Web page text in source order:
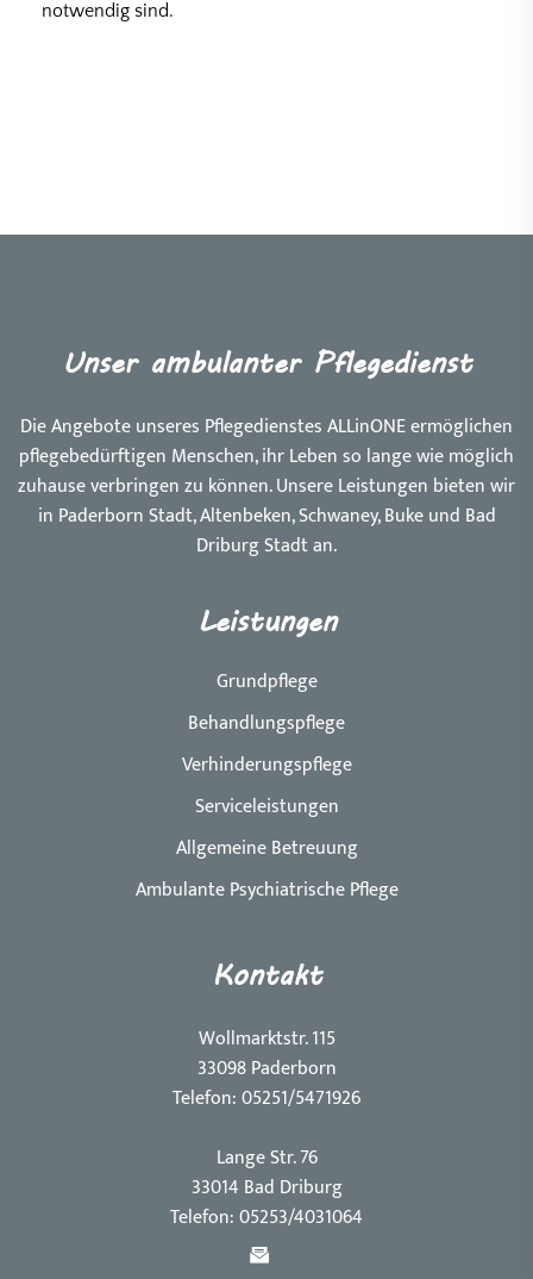
notwendig sind.
Unser ambulanter Pflegedienst
Die Angebote unseres Pflegedienstes ALLinONE ermöglichen
pflegebedürftigen Menschen, ihr Leben so lange wie möglich
zuhause verbringen zu können. Unsere Leistungen bieten wir
in Paderborn Stadt, Altenbeken, Schwaney, Buke und Bad
Driburg Stadt an.
Leistungen
Grundpflege
Behandlungspflege
Verhinderungspflege
Serviceleistungen
Allgemeine Betreuung
Ambulante Psychiatrische Pflege
Kontakt
Wollmarktstr. 115
33098 Paderborn
Telefon: 05251/5471926
Lange Str. 76
33014 Bad Driburg
Telefon: 05253/4031064